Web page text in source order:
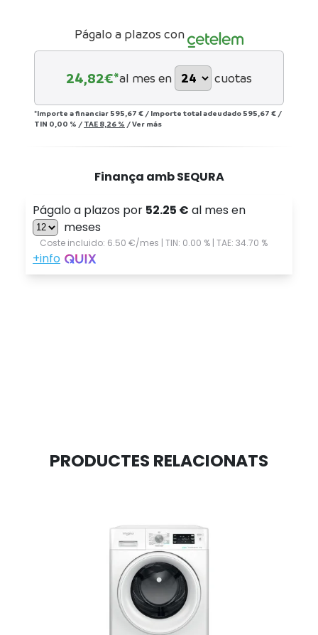
Págalo a plazos con
24,82€*al mes en cuotas
*Importe a financiar 595,67 € / Importe total adeudado 595,67 € /
TIN 0,00 % / TAE 8,26 % /Ver más
Finança amb SEQURA
PRODUCTES RELACIONATS